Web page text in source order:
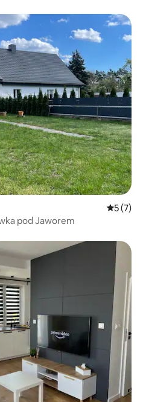
คะแนนเฉ
5 (7)
pod Jaworem